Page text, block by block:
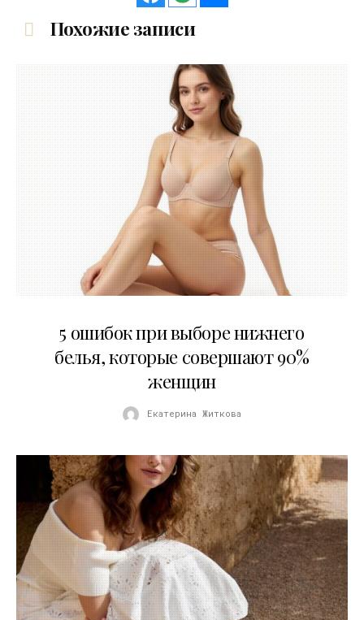
Похожие записи
5 ошибок при выборе нижнего
белья, которые совершают 90%
женщин
Екатерина Житкова